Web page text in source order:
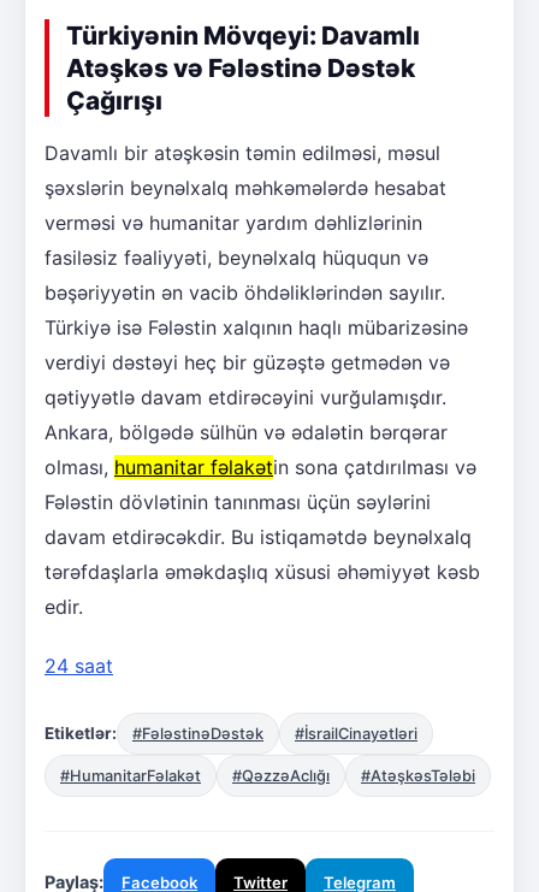
Türkiyənin Mövqeyi: Davamlı
Atəşkəs və Fələstinə Dəstək
Çağırışı
Davamlı bir atəşkəsin təmin edilməsi, məsul
şəxslərin beynəlxalq məhkəmələrdə hesabat
verməsi və humanitar yardım dəhlizlərinin
fasiləsiz fəaliyyəti, beynəlxalq hüququn və
bəşəriyyətin ən vacib öhdəliklərindən sayılır.
Türkiyə isə Fələstin xalqının haqlı mübarizəsinə
verdiyi dəstəyi heç bir güzəştə getmədən və
qətiyyətlə davam etdirəcəyini vurğulamışdır.
Ankara, bölgədə sülhün və ədalətin bərqərar
olması, humanitar fəlakətin sona çatdırılması və
Fələstin dövlətinin tanınması üçün səylərini
davam etdirəcəkdir. Bu istiqamətdə beynəlxalq
tərəfdaşlarla əməkdaşlıq xüsusi əhəmiyyət kəsb
edir.
24 saat
Etiketlər: #FələstinəDəstək #İsrailCinayətləri
#HumanitarFəlakət #QəzzəAclığı #AtəşkəsTələbi
Paylaş: Facebook Twitter Telegram